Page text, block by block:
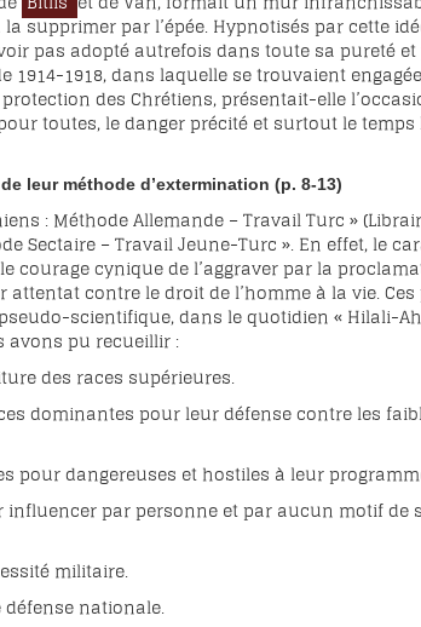
supprimer par l’épée. Hypnotisés par cette
pas adopté autrefois dans toute sa pureté
1918, dans laquelle se trouvaient
des Chrétiens, présentait-elle
toutes, le danger précité et surtout le
leur méthode d’extermination (p. 8-13)
: Méthode Allemande – Travail Turc »
Sectaire – Travail Jeune-Turc ». En effet, le
cynique de l’aggraver par la
contre le droit de l’homme à la vie.
scientifique, dans le quotidien « Hilali-
avons pu recueillir :
des races supérieures.
dominantes pour leur défense contre les
pour dangereuses et hostiles à leur
par personne et par aucun motif de
militaire.
défense nationale.